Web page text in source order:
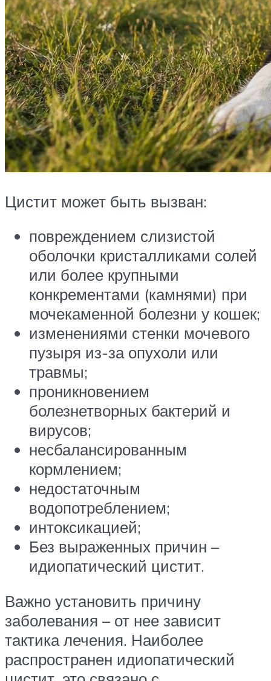
Цистит может быть вызван:
повреждением слизистой
оболочки кристалликами солей
или более крупными
конкрементами (камнями) при
мочекаменной болезни у кошек;
изменениями стенки мочевого
пузыря из-за опухоли или
травмы;
проникновением
болезнетворных бактерий и
вирусов;
несбалансированным
кормлением;
недостаточным
водопотреблением;
интоксикацией;
Без выраженных причин –
идиопатический цистит.
Важно установить причину
заболевания – от нее зависит
тактика лечения. Наиболее
распространен идиопатический